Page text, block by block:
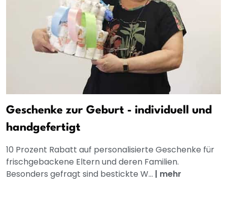
Geschenke zur Geburt - individuell und
handgefertigt
10 Prozent Rabatt auf personalisierte Geschenke für
frischgebackene Eltern und deren Familien.
Besonders gefragt sind bestickte W... | mehr